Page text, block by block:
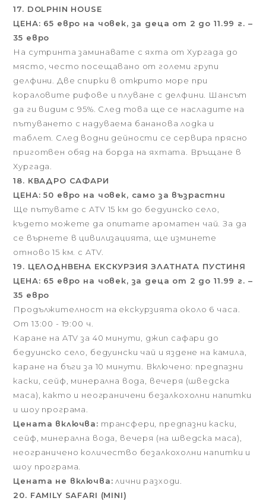
17. DOLPHIN HOUSE
ЦЕНА: 65 евро на човек, за деца от 2 до 11.99 г. –
35 евро
На сутринта заминавате с яхта от Хургада до
място, често посещавано от големи групи
делфини. Две спирки в открито море при
кораловите рифове и плуване с делфини. Шансът
да ги видим с 95%. След това ще се насладите на
пътуването с надуваема бананова лодка и
таблет. След водни дейности се сервира прясно
приготвен обяд на борда на яхтата. Връщане в
Хургада.
18. КВАДРО САФАРИ
ЦЕНА: 50 евро на човек, само за възрастни
Ще пътувате с ATV 15 км до бедуинско село,
където можете да опитате ароматен чай. За да
се върнете в цивилизацията, ще изминете
отново 15 км. с ATV.
19. ЦЕЛОДНВЕНА ЕКСКУРЗИЯ ЗЛАТНАТА ПУСТИНЯ
ЦЕНА: 65 евро на човек, за деца от 2 до 11.99 г. –
35 евро
Продължителност на екскурзията около 6 часа.
От 13:00 - 19:00 ч.
Каране на ATV за 40 минути, джип сафари до
бедуинско село, бедуински чай и яздене на камила,
каране на бъги за 10 минути. Включено: предпазни
каски, сейф, минерална вода, вечеря (шведска
маса), както и неограничени безалкохолни напитки
и шоу програма.
Цената включва: трансфери, предпазни каски,
сейф, минерална вода, вечеря (на шведска маса),
неограничено количество безалкохолни напитки и
шоу програма.
Цената не включва: лични разходи.
20. FAMILY SAFARI (MINI)